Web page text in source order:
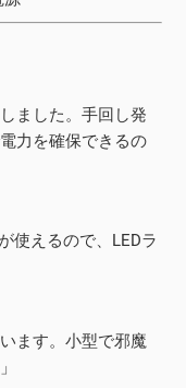
ました。手回し発
力を確保できるの
使えるので、LEDラ
ます。小型で邪魔